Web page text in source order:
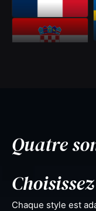
Quatre
Chaque style est